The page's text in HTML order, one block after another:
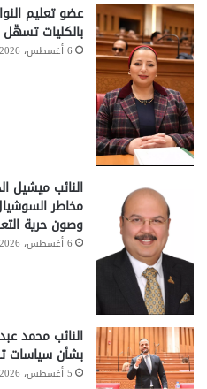
عضو تعليم
بالكليات
6 أغسطس، 2026
النائب ميشيل
مخاطر
وصون حرية
6 أغسطس، 2026
النائب محمد
بشأن سياسات
5 أغسطس، 2026